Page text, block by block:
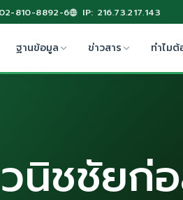
02-810-8892-6 IP: 216.73.217.143
ฐานข้อมูล ข่าวสาร ทำไมต้
นิชชัยก่อ